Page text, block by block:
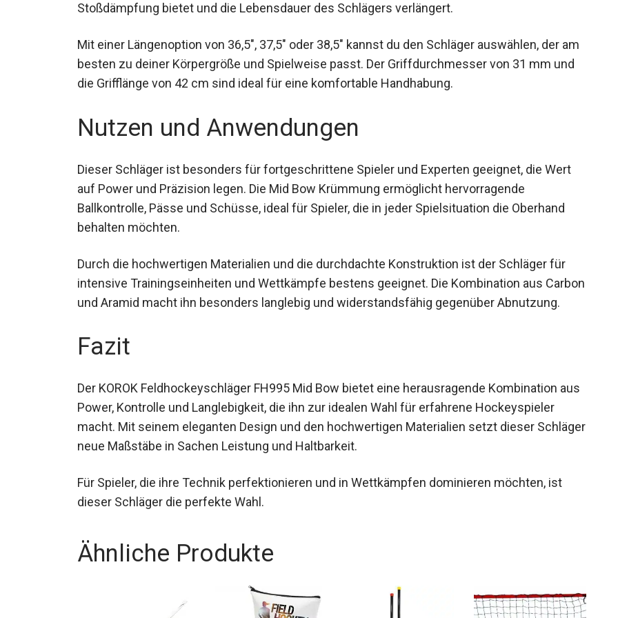
und gleichzeitig die Stabilität zu erhöhen. Die Keule ist mit Aramid verstärkt, was zusätzliche
Mit einer Längenoption von 36,5″, 37,5″ oder 38,5″ kannst du den Schläger auswählen, der am
besten zu deiner Körpergröße und Spielweise passt. Der Griffdurchmesser von 31 mm und
Nutzen und Anwendungen
Dieser Schläger ist besonders für fortgeschrittene Spieler und Experten geeignet, die Wert
auf Power und Präzision legen. Die Mid Bow Krümmung ermöglicht hervorragende
Ballkontrolle, Pässe und Schüsse, ideal für Spieler, die in jeder Spielsituation die Oberhand
Durch die hochwertigen Materialien und die durchdachte Konstruktion ist der Schläger für
intensive Trainingseinheiten und Wettkämpfe bestens geeignet. Die Kombination aus
Abnutzung.
Fazit
Der KOROK Feldhockeyschläger FH995 Mid Bow bietet eine herausragende Kombination aus
Power, Kontrolle und Langlebigkeit, die ihn zur idealen Wahl für erfahrene Hockeyspieler
Schläger neue Maßstäbe in Sachen Leistung und Haltbarkeit.
dieser Schläger die perfekte Wahl.
Ähnliche Produkte